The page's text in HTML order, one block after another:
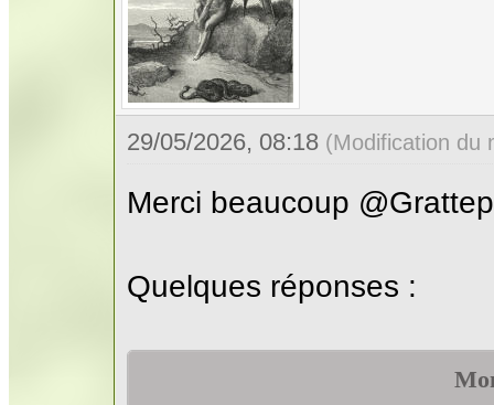
29/05/2026, 08:18 (Modification du
Merci beaucoup
Quelques réponses :